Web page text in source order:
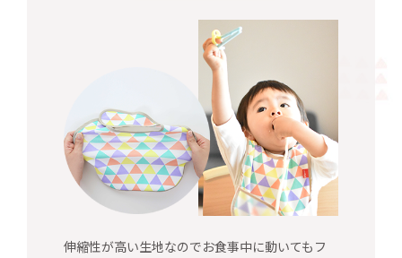
伸縮性が高い生地なのでお食事中に動いてもフ